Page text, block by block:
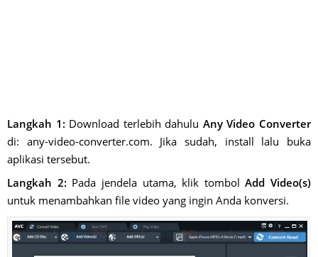
Langkah 1: Download terlebih dahulu Any Video Converter
di: any-video-converter.com. Jika sudah, install lalu buka
aplikasi tersebut.
Langkah 2: Pada jendela utama, klik tombolAdd Video(s)
untuk menambahkan file video yang ingin Anda konversi.